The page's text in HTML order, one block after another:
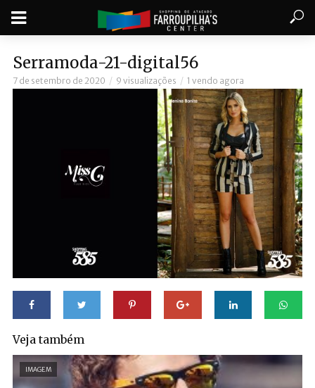
Serramoda-21-digital56
7 de setembro de 2020 9 visualizações 1 vendo agora
Veja também
IMAGEM